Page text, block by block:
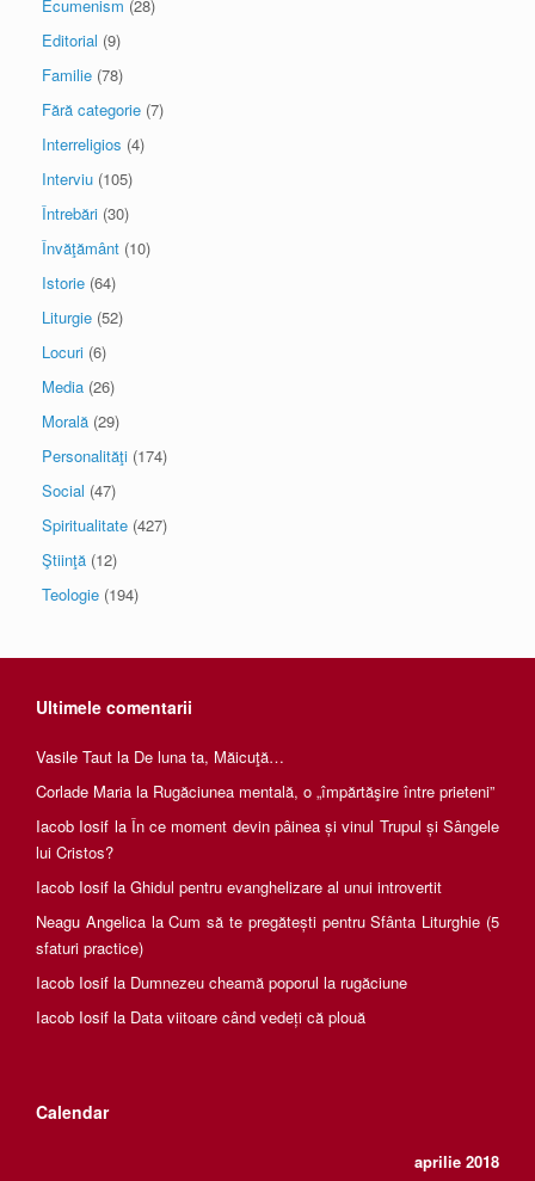
Ecumenism (28)
Editorial (9)
Familie (78)
Fără categorie (7)
Interreligios (4)
Interviu (105)
Întrebări (30)
Învăţământ (10)
Istorie (64)
Liturgie (52)
Locuri (6)
Media (26)
Morală (29)
Personalităţi (174)
Social (47)
Spiritualitate (427)
Ştiinţă (12)
Teologie (194)
Ultimele comentarii
Vasile Taut la De luna ta, Măicuţă…
Corlade Maria la Rugăciunea mentală, o „împărtăşire între prieteni”
Iacob Iosif la În ce moment devin pâinea și vinul Trupul și Sângele
lui Cristos?
Iacob Iosif la Ghidul pentru evanghelizare al unui introvertit
Neagu AngelicalaCum să te pregătești pentru Sfânta Liturghie (5
sfaturi practice)
Iacob Iosif la Dumnezeu cheamă poporul la rugăciune
Iacob Iosif la Data viitoare când vedeți că plouă
Calendar
aprilie 2018